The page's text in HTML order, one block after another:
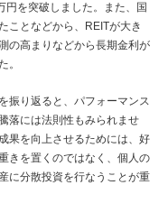
を突破しました。また、国
ことなどから、REITが大き
の高まりなどから長期金利が
。
振り返ると、パフォーマンス
落には法則性もみられませ
果を向上させるためには、好
きを置くのではなく、個人の
に分散投資を行なうことが重